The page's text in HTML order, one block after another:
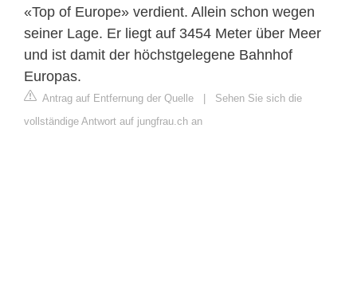
«Top of Europe» verdient. Allein schon wegen
seiner Lage. Er liegt auf 3454 Meter über Meer
und ist damit der höchstgelegene Bahnhof
Europas.
Antrag auf Entfernung der Quelle
Sehen Sie sich die
vollständige Antwort auf jungfrau.ch an